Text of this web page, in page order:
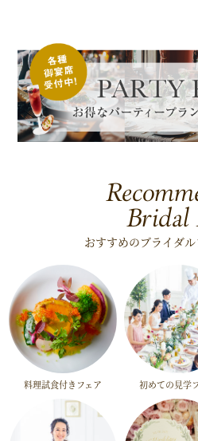
Bridal
おすすめのブライダ
料理試食付きフェア 初めての見学